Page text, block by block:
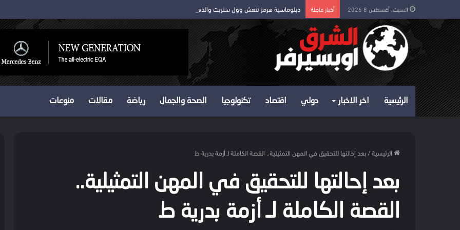
السبت, أغسطس 8 2026 أخبار عاجلة دبلوماسية هرمز تنعش وول ستريت والذهب يتمسك بمكاسبه
الرئيسية اخر الاخبار دولي اقتصاد تكنولوجيا الصحة والجمال رياضة مقالات منوعات
الرئيسية/ بعد إحالتها للتحقيق في المهن التمثيلية.. القصة الكاملة لـ أزمة بدرية ط
بعد إحالتها للتحقيق في المهن التمثيلية..
القصة الكاملة لـ أزمة بدرية ط